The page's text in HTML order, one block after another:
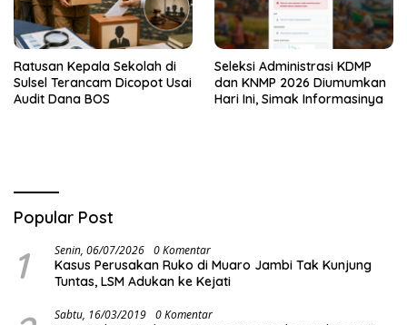
Ratusan Kepala Sekolah di
Sulsel Terancam Dicopot Usai
Audit Dana BOS
Seleksi Administrasi KDMP
dan KNMP 2026 Diumumkan
Hari Ini, Simak Informasinya
Popular Post
1 Senin, 06/07/2026 0 Komentar
Kasus Perusakan Ruko di Muaro Jambi Tak Kunjung
Tuntas, LSM Adukan ke Kejati
Sabtu, 16/03/2019 0 Komentar